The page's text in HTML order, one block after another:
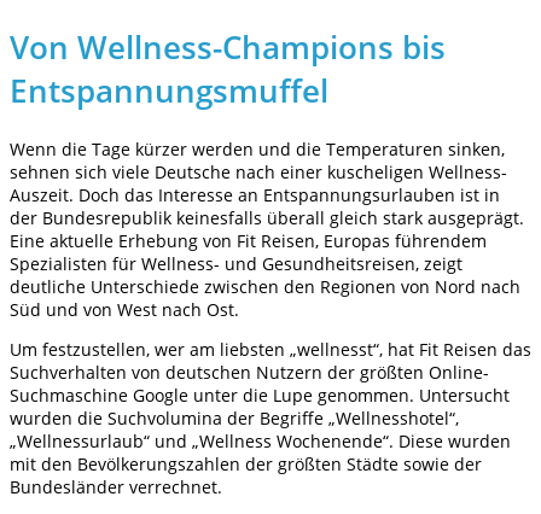
Von Wellness-Champions bis
Entspannungsmuffel
Wenn die Tage kürzer werden und die Temperaturen sinken,
sehnen sich viele Deutsche nach einer kuscheligen Wellness-
Auszeit. Doch das Interesse an Entspannungsurlauben ist in
der Bundesrepublik keinesfalls überall gleich stark ausgeprägt.
Eine aktuelle Erhebung von Fit Reisen, Europas führendem
Spezialisten für Wellness- und Gesundheitsreisen, zeigt
deutliche Unterschiede zwischen den Regionen von Nord nach
Süd und von West nach Ost.
Um festzustellen, wer am liebsten „wellnesst“, hat Fit Reisen das
Suchverhalten von deutschen Nutzern der größten Online-
Suchmaschine Google unter die Lupe genommen. Untersucht
wurden die Suchvolumina der Begriffe „Wellnesshotel“,
„Wellnessurlaub“ und „Wellness Wochenende“. Diese wurden
mit den Bevölkerungszahlen der größten Städte sowie der
Bundesländer verrechnet.